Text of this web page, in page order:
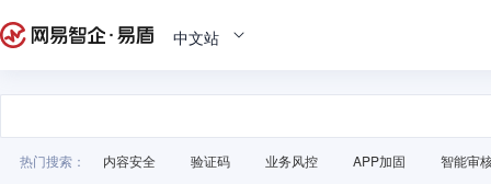
中文站
热门搜索： 内容安全 验证码 业务风控 APP加固 智能审